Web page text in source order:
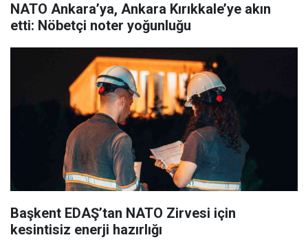
NATO Ankara’ya, Ankara Kırıkkale’ye akın
etti: Nöbetçi noter yoğunluğu
Başkent EDAŞ’tan NATO Zirvesi için
kesintisiz enerji hazırlığı